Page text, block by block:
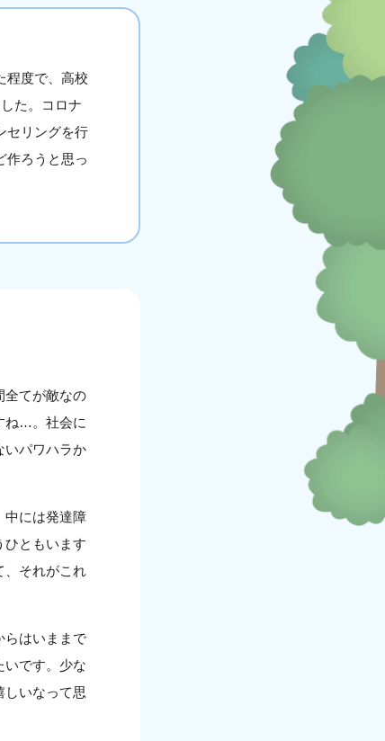
程度で、高校
た。コロナ
セリングを行
作ろうと思っ
全てが敵なの
ね…。社会に
いパワハラか
中には発達障
ひともいます
、それがこれ
らはいままで
いです。少な
しいなって思